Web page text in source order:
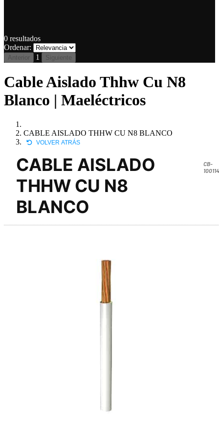
0 resultados
Ordenar:
Anterior 1 Siguiente
Cable Aislado Thhw Cu N8
Blanco | Maeléctricos
CABLE AISLADO THHW CU N8 BLANCO
VOLVER ATRÁS
CABLE AISLADO
THHW CU N8
BLANCO
CB-